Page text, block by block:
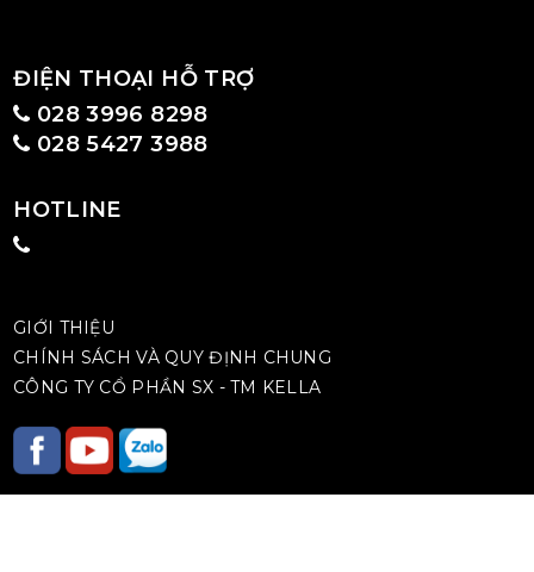
ĐIỆN THOẠI HỖ TRỢ
028 3996 8298
028 5427 3988
HOTLINE
GIỚI THIỆU
CHÍNH SÁCH VÀ QUY ĐỊNH CHUNG
CÔNG TY CỔ PHẦN SX - TM KELLA